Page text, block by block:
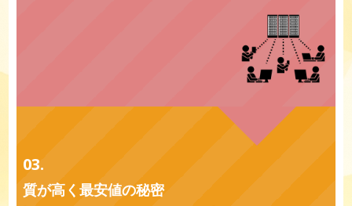
03.
質が高く最安値の秘密